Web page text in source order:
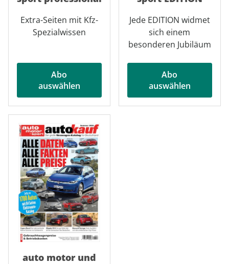
Extra-Seiten mit Kfz-
Spezialwissen
Abo
auswählen
Jede EDITION widmet
sich einem
besonderen Jubiläum
Abo
auswählen
auto motor und